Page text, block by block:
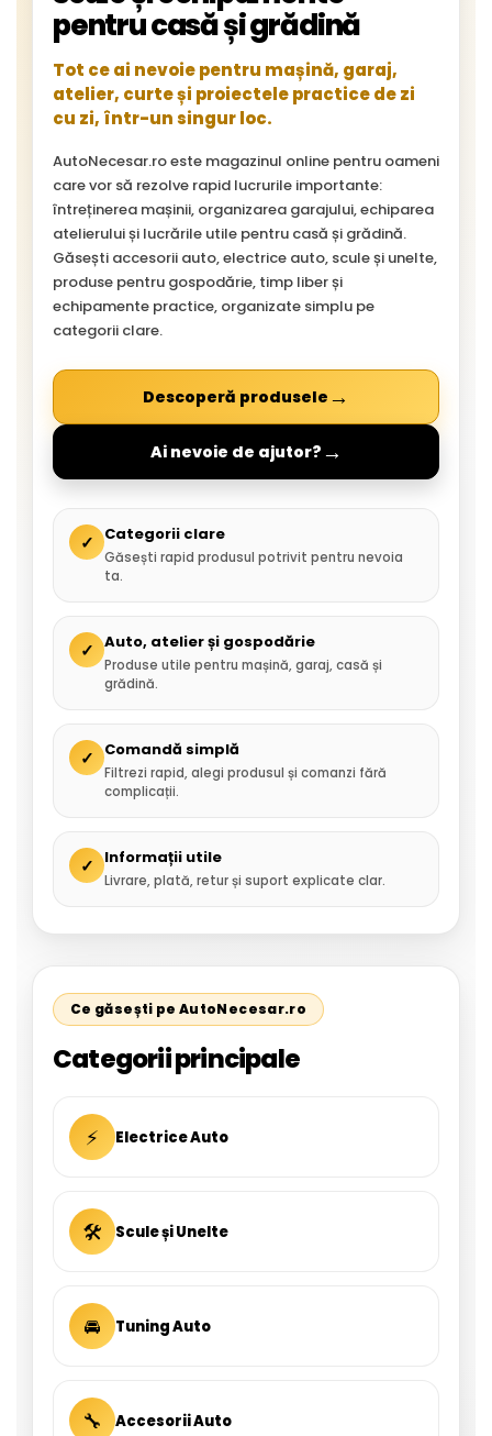
pentru casă și grădină
Tot ce ai nevoie pentru mașină, garaj,
atelier, curte și proiectele practice de zi
cu zi, într-un singur loc.
AutoNecesar.ro este magazinul online pentru oameni
care vor să rezolve rapid lucrurile importante:
întreținerea mașinii, organizarea garajului, echiparea
atelierului și lucrările utile pentru casă și grădină.
Găsești accesorii auto, electrice auto, scule și unelte,
produse pentru gospodărie, timp liber și
echipamente practice, organizate simplu pe
categorii clare.
Descoperă produsele →
Ai nevoie de ajutor? →
✓ Categorii clare
Găsești rapid produsul potrivit pentru nevoia
ta.
✓ Auto, atelier și gospodărie
Produse utile pentru mașină, garaj, casă și
grădină.
✓ Comandă simplă
Filtrezi rapid, alegi produsul și comanzi fără
complicații.
✓ Informații utile
Livrare, plată, retur și suport explicate clar.
Ce găsești pe AutoNecesar.ro
Categorii principale
⚡ Electrice Auto
🛠 Scule și Unelte
🚘 Tuning Auto
🔧 Accesorii Auto